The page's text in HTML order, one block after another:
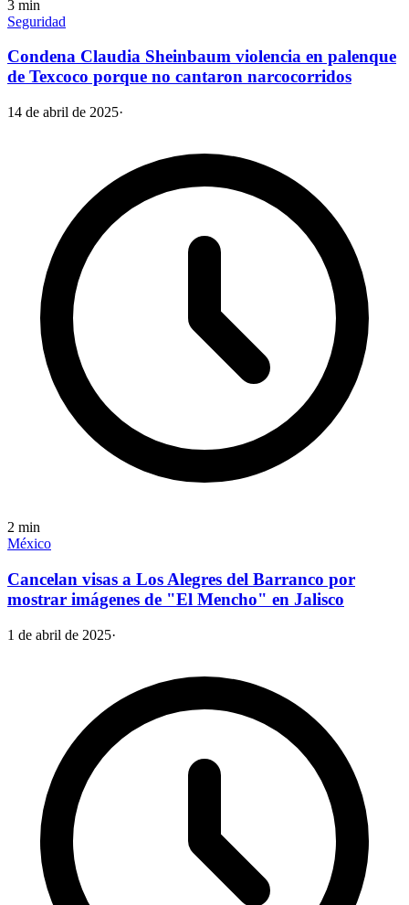
3 min
Seguridad
Condena Claudia Sheinbaum violencia en palenque
de Texcoco porque no cantaron narcocorridos
14 de abril de 2025·
2 min
México
Cancelan visas a Los Alegres del Barranco por
mostrar imágenes de "El Mencho" en Jalisco
1 de abril de 2025·